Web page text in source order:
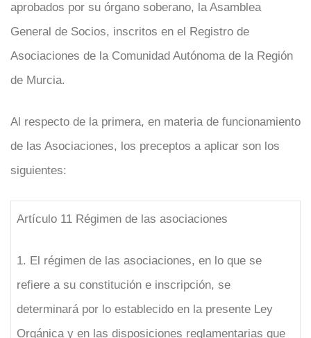
aprobados por su órgano soberano, la Asamblea
General de Socios, inscritos en el Registro de
Asociaciones de la Comunidad Autónoma de la Región
de Murcia.
Al respecto de la primera, en materia de funcionamiento
de las Asociaciones, los preceptos a aplicar son los
siguientes:
Artículo 11 Régimen de las asociaciones
1. El régimen de las asociaciones, en lo que se
refiere a su constitución e inscripción, se
determinará por lo establecido en la presente Ley
Orgánica y en las disposiciones reglamentarias que